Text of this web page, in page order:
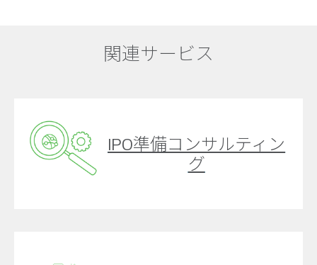
関連サービス
IPO準備コンサルティン
グ